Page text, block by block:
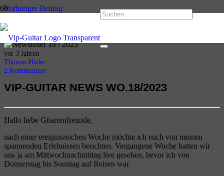
Vorheriger Beitrag
VIP-GUITAR Newsletter WO.17/2023
Nächster Beitrag
VIP-GUITAR Newsletter WO.19/2023
vor 3 Jahren
Thomas Häder
2 Kommentare
VIP-GUITAR NEWS WO.18/2023
Hallo liebe Gitarrenfreunde,
nach einer ereignisreichen Woche möchte ich euch von meinen
spannenden Erlebnissen berichten. Vergangene Woche hatten wir
uns ja am Mittwochnachmittag live gesehen, bevor ich von
Donnerstag bis Sonntag auf Reisen war.